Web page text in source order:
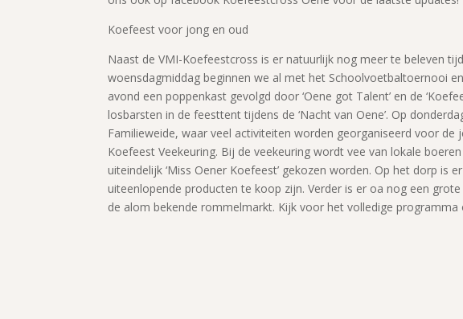
Koefeest voor jong en oud
Naast de VMI-Koefeestcross is er natuurlijk nog meer te beleven
woensdagmiddag beginnen we al met het Schoolvoetbaltoernooi
avond een poppenkast gevolgd door ‘Oene got Talent’ en de
losbarsten in de feesttent tijdens de ‘Nacht van Oene’. Op
Familieweide, waar veel activiteiten worden georganiseerd voor de
Koefeest Veekeuring. Bij de veekeuring wordt vee van lokale
uiteindelijk ‘Miss Oener Koefeest’ gekozen worden. Op het dorp is
uiteenlopende producten te koop zijn. Verder is er oa nog een
de alom bekende rommelmarkt. Kijk voor het volledige